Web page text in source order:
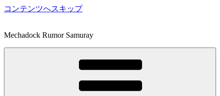
コンテンツへスキップ
Mechadock Rumor Samuray